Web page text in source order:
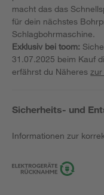
macht das das
für dein nächstes
Schlagbohrmaschine.
Exklusiv bei toom:
31.07.2025 beim Kauf
erfährst du Nähereszur
Sicherheits- und
Informationen zur